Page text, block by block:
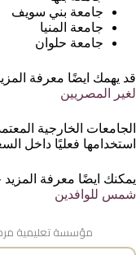
جامعة بني سويف
جامعة المنيا
جامعة حلوان
قد يهمك ايضًا معرفة
لغير المصريين
الجامعات الخارجية
استخدامها فعليًا داخل
يمكنك ايضًا معرفة
شمس للوافدين
مؤسسة تعليمية